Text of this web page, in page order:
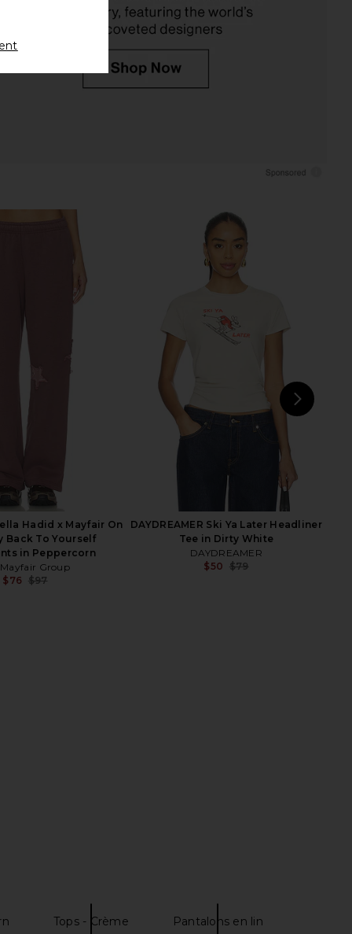
Top in Beige Stripe
LIONESS
LIONESS Emerging Tee in Midnight
LIONESS
Hadid x Mayfair On
Back To Yourself
in Peppercorn
Group
$76 $97
DAYDREAMER Ski Ya Later Headliner
Tee in Dirty White
DAYDREAMER
$50 $79
Tops - Crème Pantalons en lin